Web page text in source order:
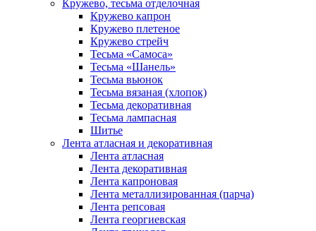
Кружево, тесьма отделочная
Кружево капрон
Кружево плетеное
Кружево стрейч
Тесьма «Самоса»
Тесьма «Шанель»
Тесьма вьюнок
Тесьма вязаная (хлопок)
Тесьма декоративная
Тесьма лампасная
Шитье
Лента атласная и декоративная
Лента атласная
Лента декоративная
Лента капроновая
Лента металлизированная (парча)
Лента репсовая
Лента георгиевская